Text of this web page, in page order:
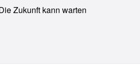
Zukunft kann warten